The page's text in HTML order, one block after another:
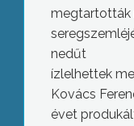
megtartották
nedűt
ízlelhettek
Kovács
évet